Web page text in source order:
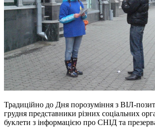
Традиційно до Дня порозуміння з ВІЛ-
грудня представники різних соціальних
буклети з інформацією про СНІД та